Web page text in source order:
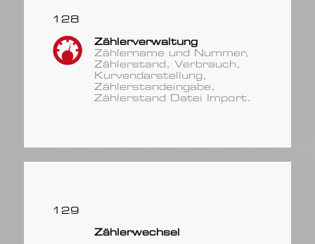
128
Zählerverwaltung
Zählername und Nummer,
Zählerstand, Verbrauch,
Kurvendarstellung,
Zählerstandeingabe,
Zählerstand Datei Import.
129
Zählerwechsel